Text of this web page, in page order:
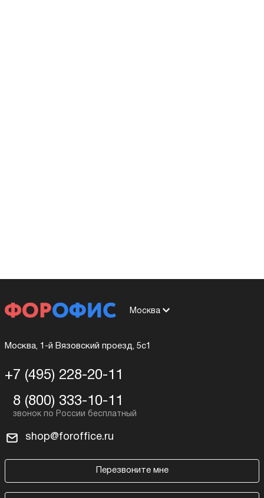
Москва
Москва, 1-й Вязовский проезд, 5с1
+7 (495) 228-20-11
8 (800) 333-10-11
shop@foroffice.ru
Перезвоните мне